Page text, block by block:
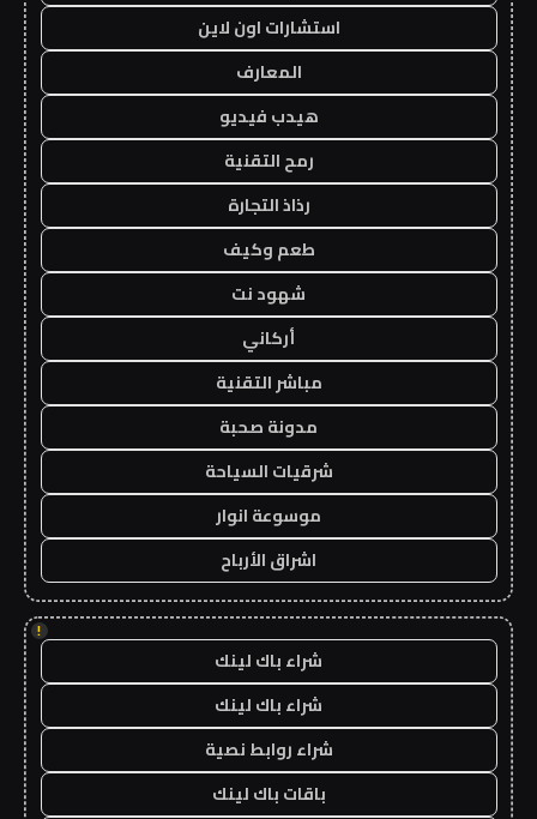
استشارات اون لاين
المعارف
هيدب فيديو
رمح التقنية
رذاذ التجارة
طعم وكيف
شهود نت
أركاني
مباشر التقنية
مدونة صحبة
شرقيات السياحة
موسوعة انوار
اشراق الأرباح
!
شراء باك لينك
شراء باك لينك
شراء روابط نصية
باقات باك لينك